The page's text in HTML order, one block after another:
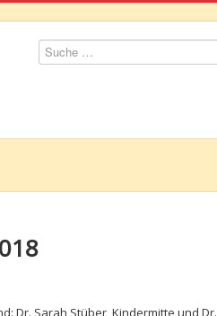
Suchen
Dr. Sarah Stüber, Kindermitte und Dr.